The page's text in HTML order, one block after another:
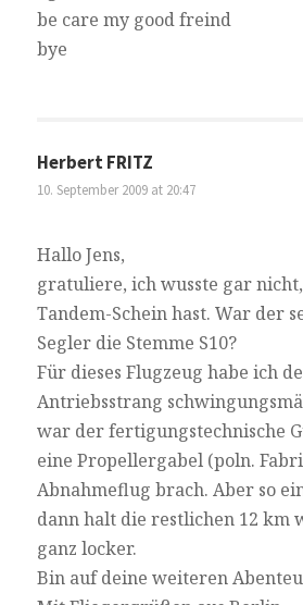
be care my good freind
bye
Herbert FRITZ
10. September 2009 at 20:47
Hallo Jens,
gratuliere, ich wusste gar
Tandem-Schein hast. War der
Segler die Stemme S10?
Für dieses Flugzeug habe ich
Antriebsstrang
war der fertigungstechnische
eine Propellergabel (poln.
Abnahmeflug brach. Aber so
dann halt die restlichen 12 km
ganz locker.
Bin auf deine weiteren